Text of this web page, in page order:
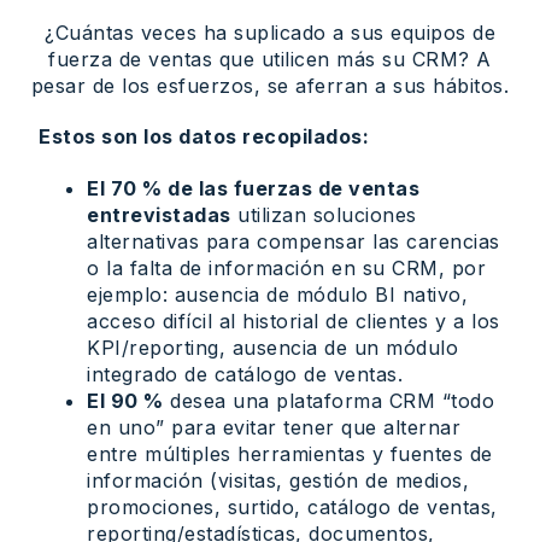
¿Cuántas veces ha suplicado a sus equipos de
fuerza de ventas que utilicen más su CRM? A
pesar de los esfuerzos, se aferran a sus hábitos.
Estos son los datos recopilados:
El 70 % de las fuerzas de ventas
entrevistadas utilizan soluciones
alternativas para compensar las carencias
o la falta de información en su CRM, por
ejemplo: ausencia de módulo BI nativo,
acceso difícil al historial de clientes y a los
KPI/reporting, ausencia de un módulo
integrado de catálogo de ventas.
El 90 % desea una plataforma CRM “todo
en uno” para evitar tener que alternar
entre múltiples herramientas y fuentes de
información (visitas, gestión de medios,
promociones, surtido, catálogo de ventas,
reporting/estadísticas, documentos,